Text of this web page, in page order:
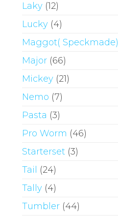
Laky (12)
Lucky (4)
Maggot( Speckmade)
Major (66)
Mickey (21)
Nemo (7)
Pasta (3)
Pro Worm (46)
Starterset (3)
Tail
(24)
Tally (4)
Tumbler (44)